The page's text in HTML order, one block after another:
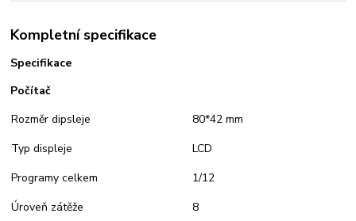
Kompletní specifikace
Specifikace
Počítač
Rozměr dipsleje
80*42 mm
Typ displeje
LCD
Programy celkem
1/12
Úroveň zátěže
8